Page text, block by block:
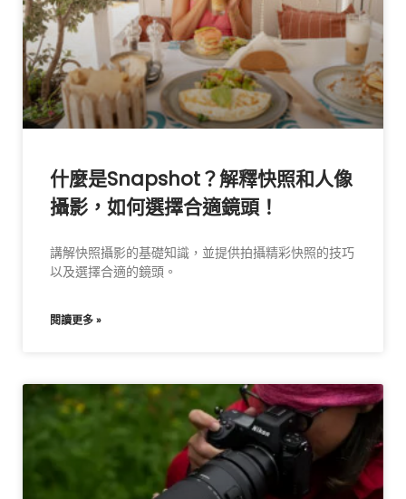
什麼是Snapshot？解釋快照和人像
攝影，如何選擇合適鏡頭！
講解快照攝影的基礎知識，並提供拍攝精彩快照的技巧
以及選擇合適的鏡頭。
閱讀更多 »